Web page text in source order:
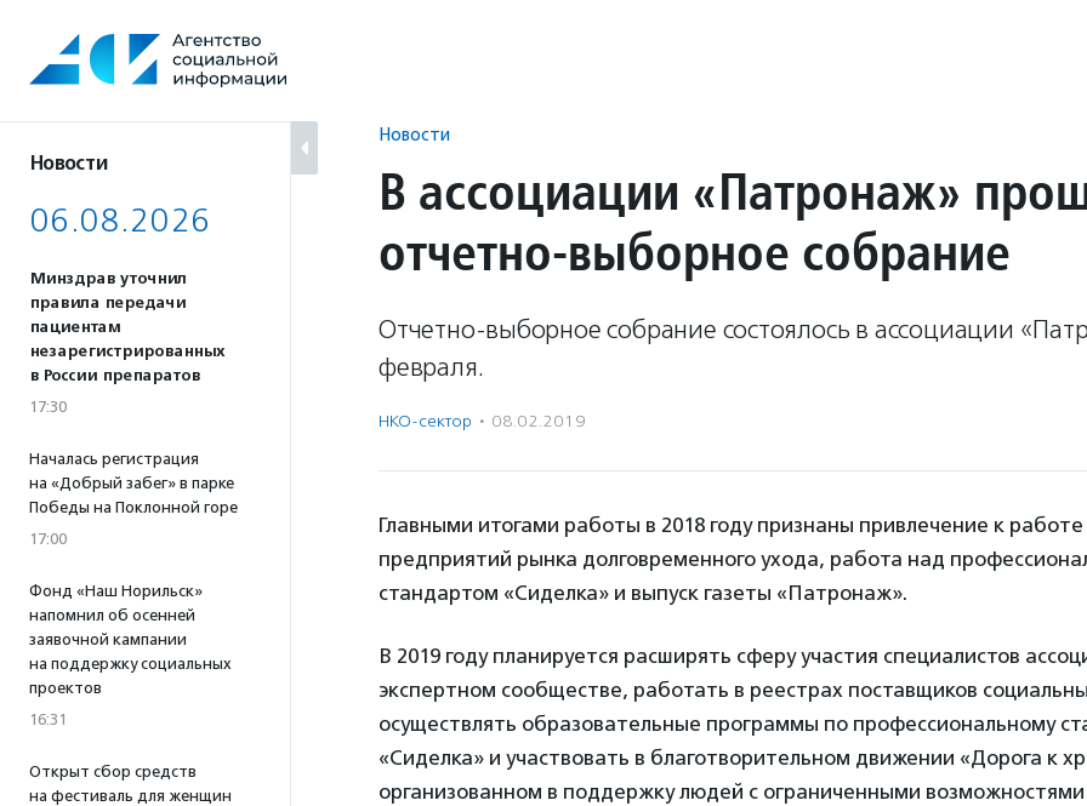
содержанию
Новости
06.08.2026
Минздрав уточнил
правила передачи
пациентам
незарегистрированных
в России препаратов
17:30
Началась регистрация
на «Добрый забег» в парке
Победы на Поклонной горе
17:00
Фонд «Наш Норильск»
напомнил об осенней
заявочной кампании
на поддержку социальных
проектов
16:31
Открыт сбор средств
на фестиваль для женщин
Новости
В ассоциации «Патронаж»
отчетно-выборное собрание
Отчетно-выборное собрание состоялось в ассоциации
февраля.
НКО-сектор · 08.02.2019
Главными итогами работы в 2018 году признаны привлечение к
предприятий рынка долговременного ухода, работа над
стандартом «Сиделка» и выпуск газеты «Патронаж».
В 2019 году планируется расширять сферу участия специалистов
экспертном сообществе, работать в реестрах поставщиков
осуществлять образовательные программы по профессиональному
«Сиделка» и участвовать в благотворительном движении «Дорога к
организованном в поддержку людей с ограниченными возможностями